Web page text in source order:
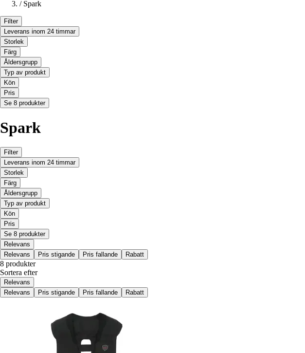
/ Spark
Filter
Leverans inom 24 timmar
Storlek
Färg
Åldersgrupp
Typ av produkt
Kön
Pris
Se 8 produkter
Spark
Filter
Leverans inom 24 timmar
Storlek
Färg
Åldersgrupp
Typ av produkt
Kön
Pris
Se 8 produkter
Relevans
Relevans
Pris stigande Pris fallande Rabatt
8 produkter
Sortera efter
Relevans
Relevans
Pris stigande Pris fallande Rabatt